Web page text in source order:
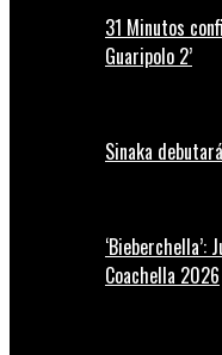
31 Minutos
Guaripolo 2’
Sinaka
Coachella 2026